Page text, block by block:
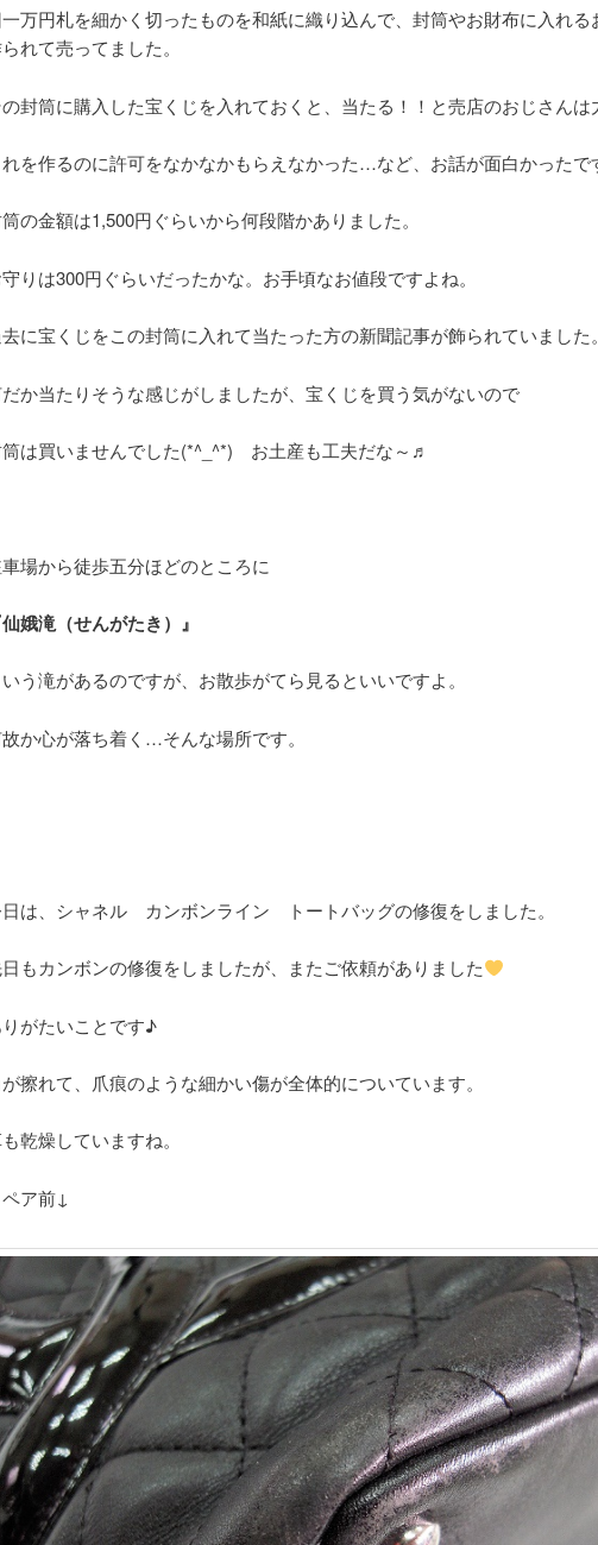
万円札を細かく切ったものを和紙に織り込んで、封筒やお財布に入れる
れて売ってました。
封筒に購入した宝くじを入れておくと、当たる！！と売店のおじさんは
れを作るのに許可をなかなかもらえなかった…など、お話が面白かったで
の金額は1,500円ぐらいから何段階かありました。
りは300円ぐらいだったかな。お手頃なお値段ですよね。
に宝くじをこの封筒に入れて当たった方の新聞記事が飾られていました
か当たりそうな感じがしましたが、宝くじを買う気がないので
は買いませんでした(*^_^*) お土産も工夫だな～♬
場から徒歩五分ほどのところに
仙娥滝（せんがたき）』
う滝があるのですが、お散歩がてら見るといいですよ。
か心が落ち着く…そんな場所です。
は、シャネル カンボンライン トートバッグの修復をしました。
もカンボンの修復をしましたが、またご依頼がありました
がたいことです♪
擦れて、爪痕のような細かい傷が全体的についています。
乾燥していますね。
ペア前↓